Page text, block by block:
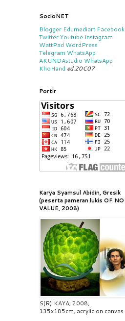
SocioNET
Blogger Edumediart Facebook
TwitterYoutube Instagram
WattPad WordPress
Telegram WhatsApp
AKUNDAstudio WhatsApp
KhoHand ed.20C07
Portir
Karya Syamsul Abidin, Gresik
(peserta pameran lukis OF NO
VALUE, 2008)
S(R)IKAYA, 2008,
135x185cm, acrylic on canvas